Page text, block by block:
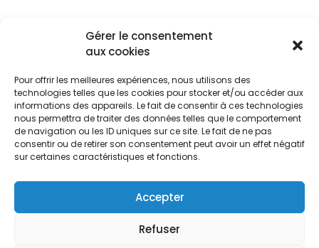
Gérer le consentement
aux cookies
Pour offrir les meilleures expériences, nous utilisons des
technologies telles que les cookies pour stocker et/ou accéder aux
informations des appareils. Le fait de consentir à ces technologies
nous permettra de traiter des données telles que le comportement
de navigation ou les ID uniques sur ce site. Le fait de ne pas
consentir ou de retirer son consentement peut avoir un effet négatif
sur certaines caractéristiques et fonctions.
Accepter
Refuser
Nous joindre
Tél. 450 546-2703
Restez informés
Abonnez-vous aux alertes municipales
Je m'abonne